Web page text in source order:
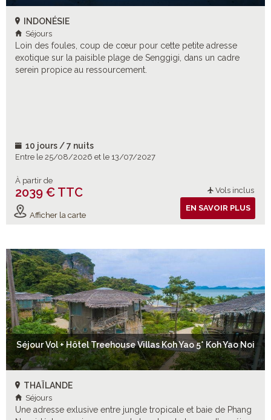
INDONÉSIE
Séjours
Loin des foules, coup de cœur pour cette petite adresse
exotique sur la paisible plage de Senggigi, dans un cadre
serein propice au ressourcement.
10 jours / 7 nuits
Entre le 25/08/2026 et le 13/07/2027
À partir de
2039 € TTC Vols inclus
Afficher la carte
EN SAVOIR PLUS
Séjour Vol + Hôtel Treehouse Villas Koh Yao 5* Koh Yao Noi
THAÏLANDE
Séjours
Une adresse exlusive entre jungle tropicale et baie de Phang